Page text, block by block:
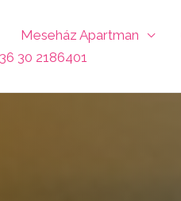
Meseház Apartman
30 2186401